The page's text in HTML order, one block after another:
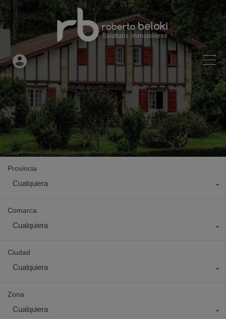
Provincia
Cualquiera
Comarca
Cualquiera
Ciudad
Cualquiera
Zona
Cualquiera